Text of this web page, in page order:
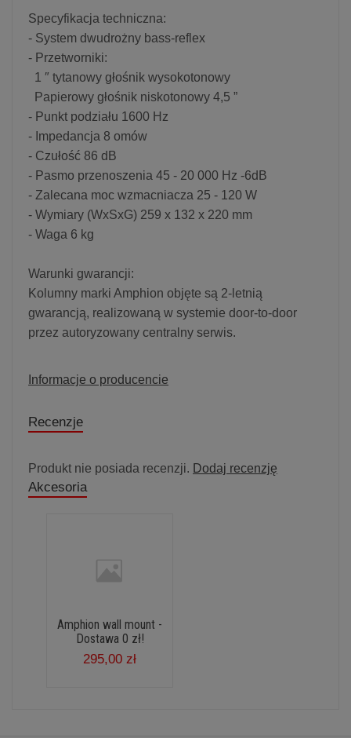
Specyfikacja techniczna:
- System dwudrożny bass-reflex
- Przetworniki:
1 ″ tytanowy głośnik wysokotonowy
Papierowy głośnik niskotonowy 4,5 ”
- Punkt podziału 1600 Hz
- Impedancja 8 omów
- Czułość 86 dB
- Pasmo przenoszenia 45 - 20 000 Hz -6dB
- Zalecana moc wzmacniacza 25 - 120 W
- Wymiary (WxSxG) 259 x 132 x 220 mm
- Waga 6 kg
Warunki gwarancji:
Kolumny marki Amphion objęte są 2-letnią
gwarancją, realizowaną w systemie door-to-door
przez autoryzowany centralny serwis.
Informacje o producencie
Recenzje
Produkt nie posiada recenzji. Dodaj recenzję
Akcesoria
Amphion wall mount -
Dostawa 0 zł!
295,00 zł